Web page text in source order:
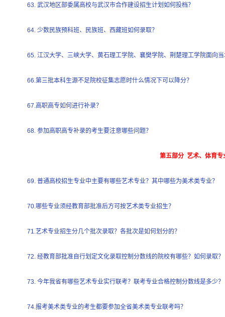
63. 武汉地区部委属高校与武汉市合作建设招生计划如何投档？
64. 少数民族预科班、民族班、西藏班如何录取？
65. 江汉大学、三峡大学、黄石理工学院、襄樊学院、荆楚理工学院面向
66.第三批本科生源不足院校征集志愿时什么情况下可以降分？
67.高职高专如何进行补录？
68. 参加高职高专补录的考生要注意哪些问题？
第五部分 艺术、体育专
69. 普通高校招生专业中主要有哪些艺术专业？其中哪些为美术类专业？
70.哪些专业须经教育部批准后方可按艺术类专业招生？
71.艺术专业招生分几个批次录取？各批次是如何划分的？
72. 经教育部批准自行划定文化录取控制分数线的院校有哪些？如何录取？
73. 今年我省有哪些艺术专业实行联考？联考专业合格控制分数线是多少？
74.报考美术类专业的考生都要参加全省美术类专业联考吗？